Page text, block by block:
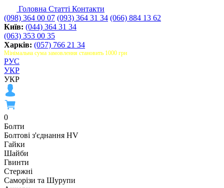
Головна Статті Контакти
(098) 364 00 07 (093) 364 31 34 (066) 884 13 62
Київ: (044) 364 31 34
(063) 353 00 35
Харків: (057) 766 21 34
Мінімальна сума замовлення становить 1000 грн
РУС
УКР
УКР
0
Болти
Болтові з'єднання HV
Гайки
Шайби
Гвинти
Стержні
Саморізи та Шурупи